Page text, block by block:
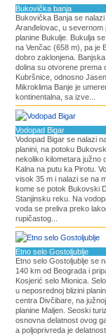
Bukovička banja
Bukovička Banja se nalazi
Aranđelovac, u severnom
planine Bukulje. Bukulja
na Venčac (658 m), pa je
dobro zaklonjena.
dolina su otvorene prema
Kubršnice, odnosno
Mikroklima Banje je
kontinentalna, sa izve...
Vodopad Bigar
Vodopad Bigar se nalazi
planini, na potoku
nekoliko kilometara južno
Kalna na putu ka Pirotu.
visok 35 m i nalazi se na
kome se potok Bukovski
Stanjinsku reku. Na
voda se preliva preko
rupičastog...
Etno selo Gostoljublje
Etno selo Gostoljublje se
140 km od Beograda i
Kosjerić selo Mionica.
u neposrednoj blizini
centra Divčibare, na
planine Maljen. Seoski
osnovna delatnost ovog
a poljoprivreda je delatnost